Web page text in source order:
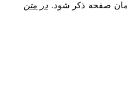
صفحه ذکر شود. در متن